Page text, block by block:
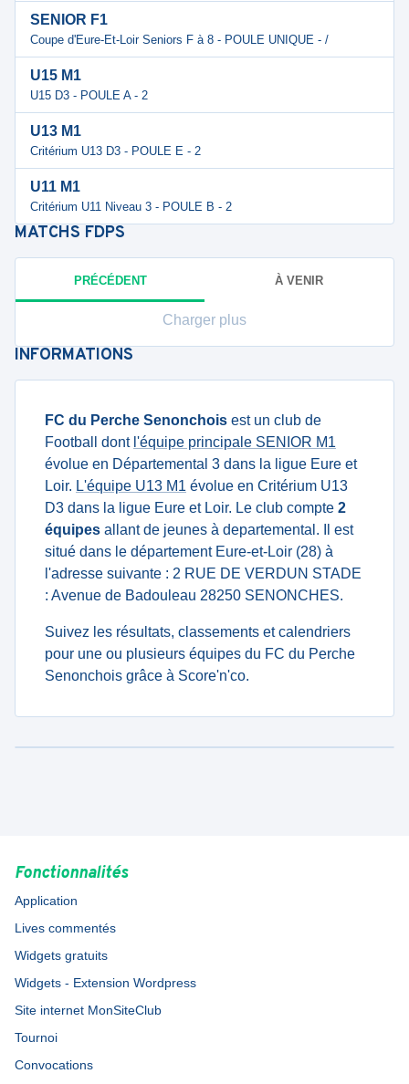
SENIOR F1
Coupe d'Eure-Et-Loir Seniors F à 8 - POULE UNIQUE - /
U15 M1
U15 D3 - POULE A - 2
U13 M1
Critérium U13 D3 - POULE E - 2
U11 M1
Critérium U11 Niveau 3 - POULE B - 2
MATCHS FDPS
PRÉCÉDENT À VENIR
Charger plus
INFORMATIONS
FC du Perche Senonchois est un club de
Football dont l'équipe principale SENIOR M1
évolue en Départemental 3 dans la ligue Eure et
Loir. L'équipe U13 M1 évolue en Critérium U13
D3 dans la ligue Eure et Loir. Le club compte 2
équipes allant de jeunes à departemental. Il est
situé dans le département Eure-et-Loir (28) à
l'adresse suivante : 2 RUE DE VERDUN STADE
: Avenue de Badouleau 28250 SENONCHES.
Suivez les résultats, classements et calendriers
pour une ou plusieurs équipes du FC du Perche
Senonchois grâce à Score'n'co.
Fonctionnalités
Application
Lives commentés
Widgets gratuits
Widgets - Extension Wordpress
Site internet MonSiteClub
Tournoi
Convocations